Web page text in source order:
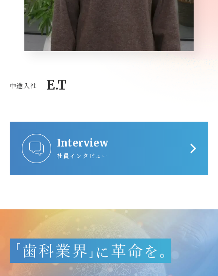
中途入社 E.T
Interview
社員インタビュー